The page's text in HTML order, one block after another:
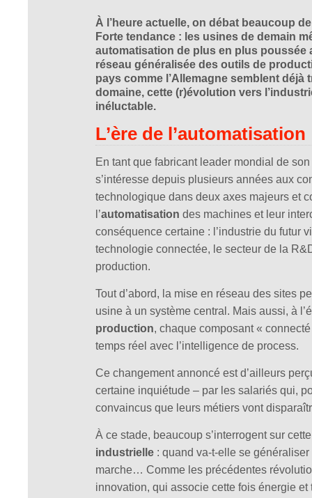
À l’heure actuelle, on débat beaucoup
Forte tendance : les usines de demain
automatisation de plus en plus poussée
réseau généralisée des outils de
pays comme l’Allemagne semblent déjà
domaine, cette (r)évolution vers
inéluctable.
L’ère de l’automatisation
En tant que fabricant leader mondial de
s’intéresse depuis plusieurs années aux
technologique dans deux axes majeurs et
l’automatisation des machines et leur
conséquence certaine : l’industrie du futur
technologie connectée, le secteur de la
production.
Tout d’abord, la mise en réseau des sites
usine à un système central. Mais aussi, à
production, chaque composant «
temps réel avec l’intelligence de process.
Ce changement annoncé est d’ailleurs
certaine inquiétude – par les salariés qui,
convaincus que leurs métiers vont
À ce stade, beaucoup s’interrogent sur
industrielle : quand va-t-elle se
marche… Comme les précédentes
innovation, qui associe cette fois énergie